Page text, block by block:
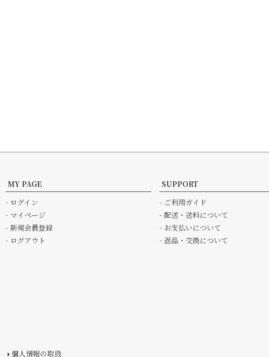
MY PAGE
- ログイン
- マイページ
- 新規会員登録
- ログアウト
SUPPORT
- ご利用ガイド
- 配送・送料について
- お支払いについて
- 返品・交換について
個人情報の取扱